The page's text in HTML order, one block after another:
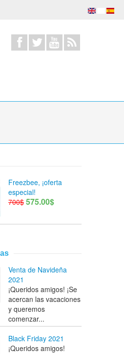
Freezbee, ¡oferta
especial!
700$ 575.00$
Venta de Navideña
2021
¡Queridos amigos! ¡Se
acercan las vacaciones
y queremos
comenzar...
Black Friday 2021
¡Queridos amigos!